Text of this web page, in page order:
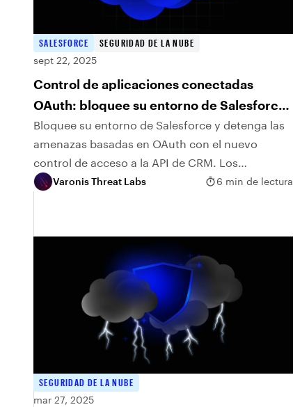
SALESFORCE
SEGURIDAD DE LA NUBE
sept 22, 2025
Control de aplicaciones conectadas
OAuth: bloquee su entorno de Salesforce
antes de que los atacantes inicien sesión
Bloquee su entorno de Salesforce y detenga las
amenazas basadas en OAuth con el nuevo
control de acceso a la API de CRM. Los
laboratorios de amenazas de Varonis explican
Varonis Threat Labs 6 min de lectura
SEGURIDAD DE LA NUBE
mar 27, 2025